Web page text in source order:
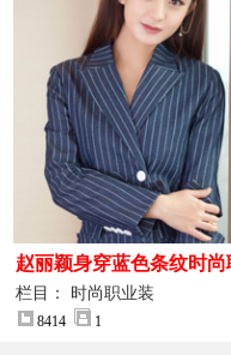
赵丽颖身穿蓝色条纹时尚
业装图片
栏目： 时尚职业装
8414 1